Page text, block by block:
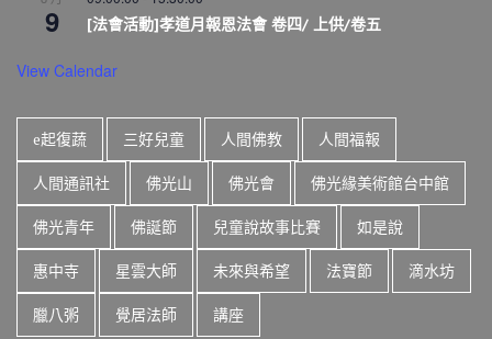
9 [法會活動]孝道月報恩法會 卷四/ 上供/卷五
View Calendar
e起復蔬 三好兒童 人間佛教 人間福報
人間通訊社 佛光山 佛光會 佛光緣美術館台中館
佛光青年 佛誕節 兒童說故事比賽 如是說
惠中寺 星雲大師 未來與希望 法寶節 滴水坊
臘八粥 覺居法師 講座